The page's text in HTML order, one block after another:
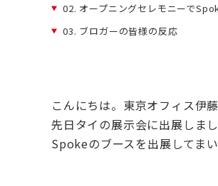
02. オープニングセレモニーで
03. ブロガーの皆様の反応
こんにちは。東京オフィス伊
先日タイの展示会に出展しま
Spokeのブースを出展してま